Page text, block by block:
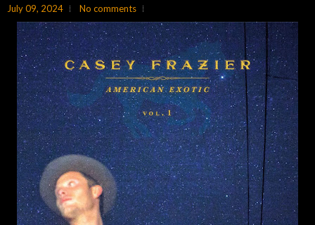
July 09, 2024 No comments